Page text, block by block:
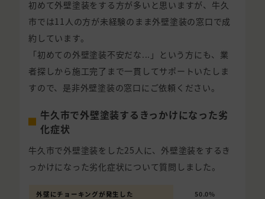
初めて外壁塗装をする方が多いと思いますが、牛久
市では11人の方が未経験のまま外壁塗装の窓口で成
約しています。
「初めての外壁塗装不安だな...」という方にも、業
者探しから施工完了まで一貫してサポートいたしま
すので、是非外壁塗装の窓口にご依頼ください。
牛久市で外壁塗装するきっかけになった劣
化症状
牛久市で外壁塗装をした25人に、外壁塗装をするき
っかけになった劣化症状について質問しました。
外壁にチョーキングが発生した 50.0%